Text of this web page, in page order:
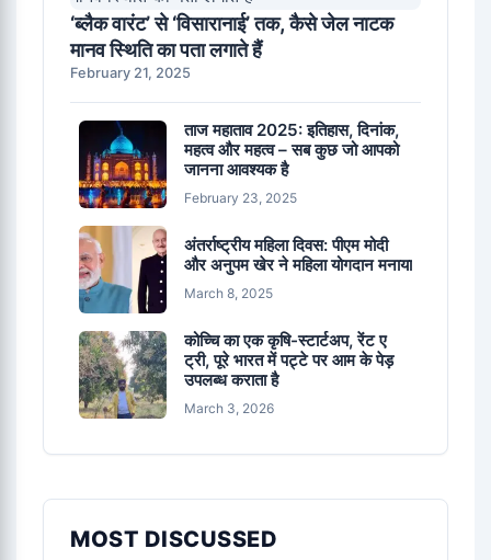
‘ब्लैक वारंट’ से ‘विसारानाई’ तक, कैसे जेल नाटक
मानव स्थिति का पता लगाते हैं
February 21, 2025
ताज महाताव 2025: इतिहास, दिनांक,
महत्व और महत्व – सब कुछ जो आपको
जानना आवश्यक है
February 23, 2025
अंतर्राष्ट्रीय महिला दिवस: पीएम मोदी
और अनुपम खेर ने महिला योगदान मनाया
March 8, 2025
कोच्चि का एक कृषि-स्टार्टअप, रेंट ए
ट्री, पूरे भारत में पट्टे पर आम के पेड़
उपलब्ध कराता है
March 3, 2026
MOST DISCUSSED